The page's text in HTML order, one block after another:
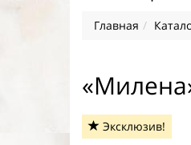
Главная
Эксклюзив!